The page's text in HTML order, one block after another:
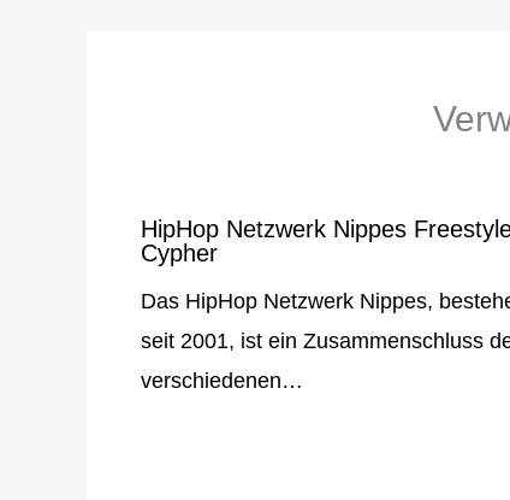
HipHop Netzwerk Nippes
Cypher
Das HipHop Netzwerk Nippes,
seit 2001, ist ein Zusammenschluss
verschiedenen…